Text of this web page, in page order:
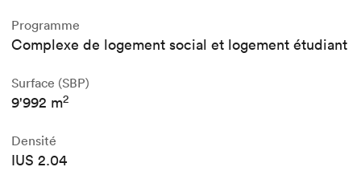
Programme
Complexe de logement social et logement étudiant
Surface (SBP)
9'992 m2
Densité
IUS 2.04